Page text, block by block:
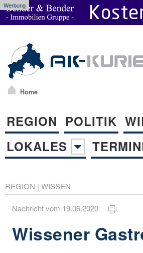
Werbung
Home
REGION POLITIK
LOKALES
REGION | WISSEN
Nachricht vom 19.06.2020
Wissener